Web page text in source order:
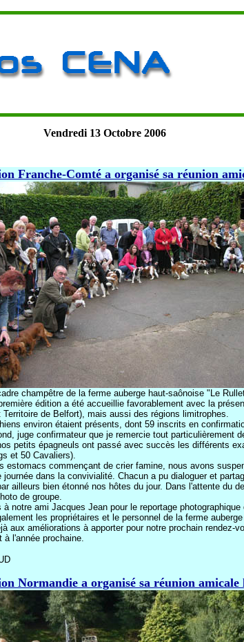
Vendredi 13 Octobre 2006
Franche-Comté a organisé sa réunion
champêtre de la ferme auberge haut-saônoise "Le
édition a été accueillie favorablement avec la
Territoire de Belfort), mais aussi des régions limitrophes.
environ étaient présents, dont 59 inscrits en
juge confirmateur que je remercie tout
petits épagneuls ont passé avec succès les différents
et 50 Cavaliers).
estomacs commençant de crier famine, nous avons
journée dans la convivialité. Chacun a pu dialoguer et
ailleurs bien étonné nos hôtes du jour. Dans l'attente du
de groupe.
à notre ami Jacques Jean pour le reportage
les propriétaires et le personnel de la ferme
aux améliorations à apporter pour notre prochain rendez-
à l'année prochaine.
Normandie a organisé sa réunion